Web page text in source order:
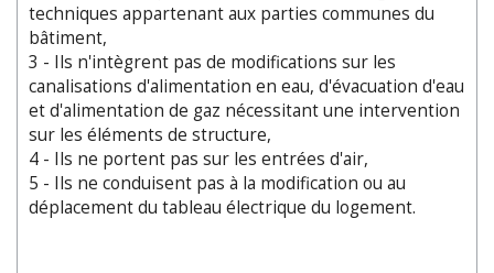
techniques appartenant aux parties communes du
bâtiment,
3 - Ils n'intègrent pas de modifications sur les
canalisations d'alimentation en eau, d'évacuation d'eau
et d'alimentation de gaz nécessitant une intervention
sur les éléments de structure,
4 - Ils ne portent pas sur les entrées d'air,
5 - Ils ne conduisent pas à la modification ou au
déplacement du tableau électrique du logement.